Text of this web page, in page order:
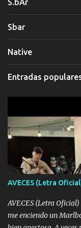
S.bAr
Sbar
Native
Entradas
AVECES (Letra
AVECES (Letra
me enciendo un